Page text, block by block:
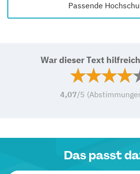
Passende
War dieser Text
4,07/5
Das passt